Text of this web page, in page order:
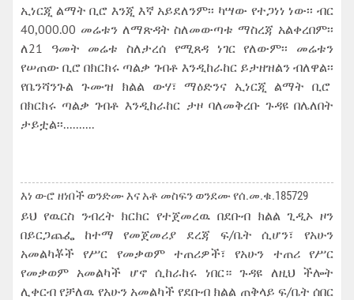
ኢነርጂ ልማት ቢሮ እንጂ እኛ አይደለንም፡፡ ካሣው የተጋነነ ነው፡፡ ብር
40,000.00 መሬቱን ለማጽዳት ስለመውጣቱ ማስረጃ አልቀረበም፡፡
ለ21 ዓመት መሬቱ ስለታረሰ የሚጸዳ ነገር የለውም፡፡ መሬቱን
የሠጠው ቢሮ በክርክሩ ጣልቃ ገብቶ እንዲከራከር ይታዘዝልን ብለዋል፡፡
የቤንሻንጉል ጉሙዝ ክልል ውሃ፣ ማዕድንና ኢነርጂ ልማት ቢሮ
በክርክሩ ጣልቃ ገብቶ እንዲከራከር ታዞ ባለመቅረቡ ጉዳዩ በሌለበት
ታይቷል፡፡..........
እነ ወ-ሮ ዘነበች ወንድሙ እና አቶ መስፍን ወንደሙ የሰ.መ.ቁ.185729
ይህ የዉርስ ንብረት ክርክር የተጀመረዉ በደቡብ ክልል ጊዲኦ ዞን
በይርጋጨፌ ከተማ የመጀመሪያ ደረጃ ፍ/ቤት ሲሆን፣ የአሁን
አመልካቾች የሥር የመቃወም ተጠሪዎች፣ የአሁን ተጠሪ የሥር
የመቃወም አመልካች ሆኖ ሲከራከሩ ነበር። ጉዳዩ ለዚህ ችሎት
ሊቀርብ የቻለዉ የአሁን አመልካች የደቡብ ክልል ጠቅላይ ፍ/ቤት ሰበር